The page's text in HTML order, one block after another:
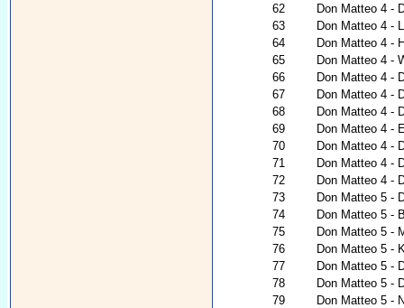
62
Don Matteo 4 -
63
Don Matteo 4 -
64
Don Matteo 4 -
65
Don Matteo 4 -
66
Don Matteo 4 -
67
Don Matteo 4 -
68
Don Matteo 4 -
69
Don Matteo 4 -
70
Don Matteo 4 -
71
Don Matteo 4 -
72
Don Matteo 4 -
73
Don Matteo 5 -
74
Don Matteo 5 -
75
Don Matteo 5 -
76
Don Matteo 5 -
77
Don Matteo 5 -
78
Don Matteo 5 -
79
Don Matteo 5 -